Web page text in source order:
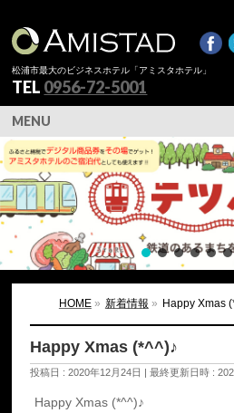
松浦市最大のビジネスホテル「アミスタホテル」
TEL 0956-72-5001
MENU
HOME» 新着情報 » Happy Xmas
Happy Xmas (*^^)♪
投稿日 : 2020年12月24日 最終更新日時 :
Happy Xmas (*^^)♪